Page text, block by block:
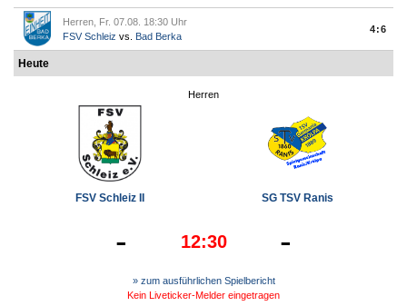
Herren, Fr. 07.08. 18:30 Uhr
FSV Schleiz vs. Bad Berka
4:6
Heute
Herren
FSV Schleiz II SG TSV Ranis
- 12:30 -
» zum ausführlichen Spielbericht
Kein Liveticker-Melder eingetragen